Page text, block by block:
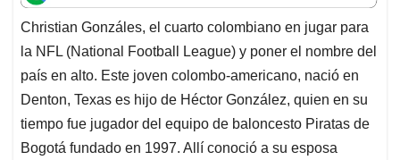
t
s
A
p
p
e
b
o
o
k
k
e
d
I
n
i
e
a
d
s
Christian Gonzáles, el cuarto colombiano en jugar para
la NFL (National Football League) y poner el nombre del
país en alto. Este joven colombo-americano, nació en
Denton, Texas es hijo de Héctor González, quien en su
tiempo fue jugador del equipo de baloncesto Piratas de
Bogotá fundado en 1997. Allí conoció a su esposa